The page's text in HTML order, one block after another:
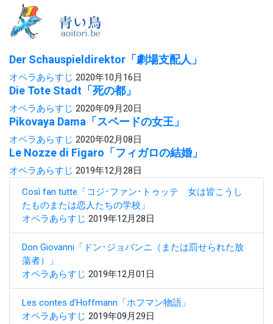
Der Schauspieldirektor「劇場支配人」
オペラあらすじ 2020年10月16日
Die Tote Stadt「死の都」
オペラあらすじ 2020年09月20日
Pikovaya Dama「スペードの女王」
オペラあらすじ 2020年02月08日
Le Nozze di Figaro「フィガロの結婚」
オペラあらすじ 2019年12月28日
Così fan tutte「コジ･ファン･トゥッテ 女は皆こうし
たものまたは恋人たちの学校」
オペラあらすじ 2019年12月28日
Don Giovanni「ドン･ジョバンニ（または罰せられた放
蕩者）」
オペラあらすじ 2019年12月01日
Les contes d’Hoffmann「ホフマン物語」
オペラあらすじ 2019年09月29日